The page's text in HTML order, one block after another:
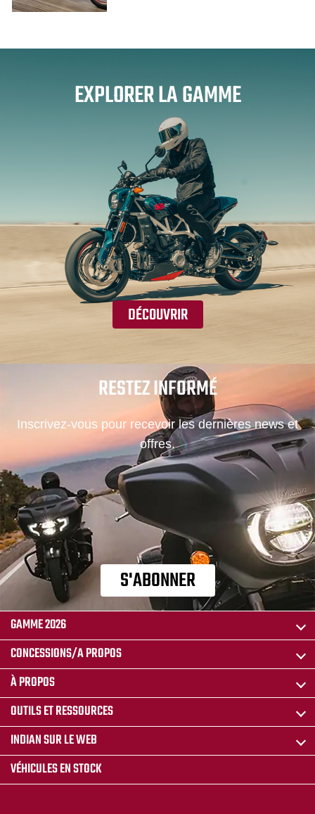
EXPLORER LA GAMME
DÉCOUVRIR
RESTEZ INFORMÉ
Inscrivez-vous pour recevoir les dernières news et
offres.
S'ABONNER
GAMME 2026
CONCESSIONS/A PROPOS
À PROPOS
OUTILS ET RESSOURCES
INDIAN SUR LE WEB
VÉHICULES EN STOCK